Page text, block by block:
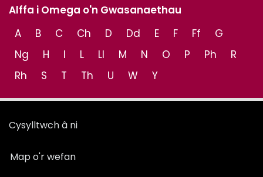
Alffa i Omega o'n Gwasanaethau
A
B C Ch D Dd E F Ff
G
Ng
H I L Ll M N O P Ph
R
Rh
S T Th U W Y
Cysylltwch â ni
Map o'r wefan